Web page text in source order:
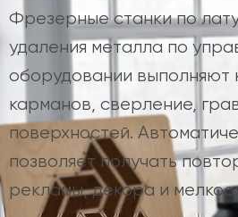
Фрезерные станки по
удаления металла по
оборудовании выполняют
карманов, сверление,
поверхностей.
позволяет получать
рекламы, декора и